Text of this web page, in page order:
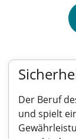
Der Beruf
und spielt